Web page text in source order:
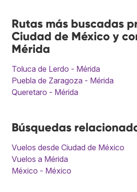
Rutas más buscadas
Ciudad de México y
Mérida
Toluca de Lerdo - Mérida
Puebla de Zaragoza - Mérida
Queretaro - Mérida
Búsquedas
Vuelos desde Ciudad de México
Vuelos a Mérida
México - México